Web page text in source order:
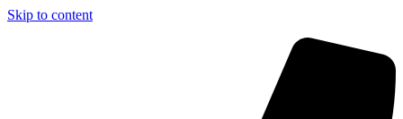
Skip to content